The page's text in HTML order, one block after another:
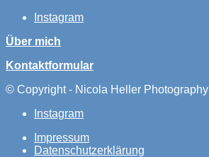
Instagram
Über mich
Kontaktformular
© Copyright - Nicola Heller Photography
Instagram
Impressum
Datenschutzerklärung